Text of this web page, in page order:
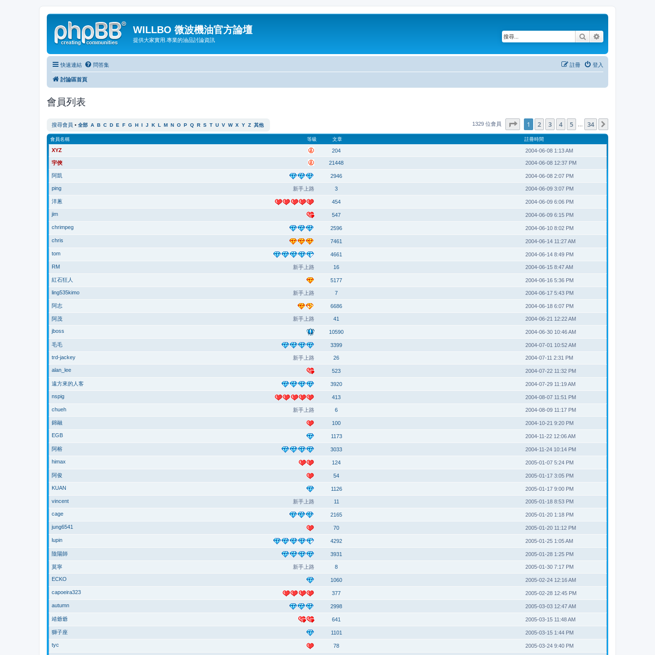
WILLBO 微波機油官方論壇
提供大家實用.專業的油品討論資訊 搜尋
快速連結 問答集 登入
註冊
討論區首頁
會員列表
搜尋會員 • 全部 A B C D E F G H I J K L M N O P Q R S T U V W X Y Z 其他 1329 位會員 1頁 (共 34 頁)
1 2 3 4 5 34
等級
會員名稱 文章 註冊時間
XYZ 204 2004-06-08 1:13 AM
宇俠 21448 2004-06-08 12:37 PM
阿凱 2946 2004-06-08 2:07 PM
新手上路
ping 3 2004-06-09 3:07 PM
洋蔥 454 2004-06-09 6:06 PM
jim 547 2004-06-09 6:15 PM
chrimpeg 2596 2004-06-10 8:02 PM
chris 7461 2004-06-14 11:27 AM
tom 4661 2004-06-14 8:49 PM
新手上路
RM 16 2004-06-15 8:47 AM
紅石狂人 5177 2004-06-16 5:36 PM
新手上路
ling535kimo 7 2004-06-17 5:43 PM
阿志 6686 2004-06-18 6:07 PM
新手上路
阿茂 41 2004-06-21 12:22 AM
jboss 10590 2004-06-30 10:46 AM
毛毛 3399 2004-07-01 10:52 AM
新手上路
trd-jackey 26 2004-07-11 2:31 PM
alan_lee 523 2004-07-22 11:32 PM
遠方來的人客 3920 2004-07-29 11:19 AM
nspig 413 2004-08-07 11:51 PM
新手上路
chueh 6 2004-08-09 11:17 PM
錦融 100 2004-10-21 9:20 PM
EGB 1173 2004-11-22 12:06 AM
阿榕 3033 2004-11-24 10:14 PM
himax 124 2005-01-07 5:24 PM
阿俊 54 2005-01-17 3:05 PM
KUAN 1126 2005-01-17 9:00 PM
新手上路
vincent 11 2005-01-18 8:53 PM
cage 2165 2005-01-20 1:18 PM
jung6541 70 2005-01-20 11:12 PM
lupin 4292 2005-01-25 1:05 AM
陰陽師 3931 2005-01-28 1:25 PM
新手上路
莫寧 8 2005-01-30 7:17 PM
ECKO 1060 2005-02-24 12:16 AM
capoeira323 377 2005-02-28 12:45 PM
autumn 2998 2005-03-03 12:47 AM
靖爺爺 641 2005-03-15 11:48 AM
獅子座 1101 2005-03-15 1:44 PM
tyc 78 2005-03-24 9:40 PM